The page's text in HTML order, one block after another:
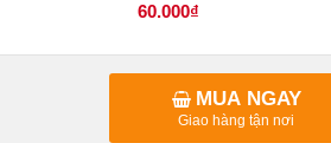
60.000₫
MUA NGAY
Giao hàng tận nơi